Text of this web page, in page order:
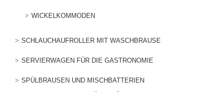
WICKELKOMMODEN
SCHLAUCHAUFROLLER MIT WASCHBRAUSE
SERVIERWAGEN FÜR DIE GASTRONOMIE
SPÜLBRAUSEN UND MISCHBATTERIEN